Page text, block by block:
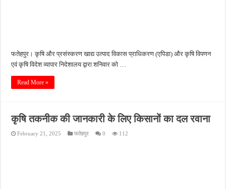
फतेहपुर। कृषि और प्रसंस्करण खाद्य उत्पाद विकास प्राधिकरण (एपिडा) और कृषि विपणन
एवं कृषि विदेश व्यापार निदेशालय द्वारा शनिवार को …
Read More »
कृषि तकनीक की जानकारी के लिए किसानों का दल रवाना
February 21, 2025 फतेहपुर 0 112